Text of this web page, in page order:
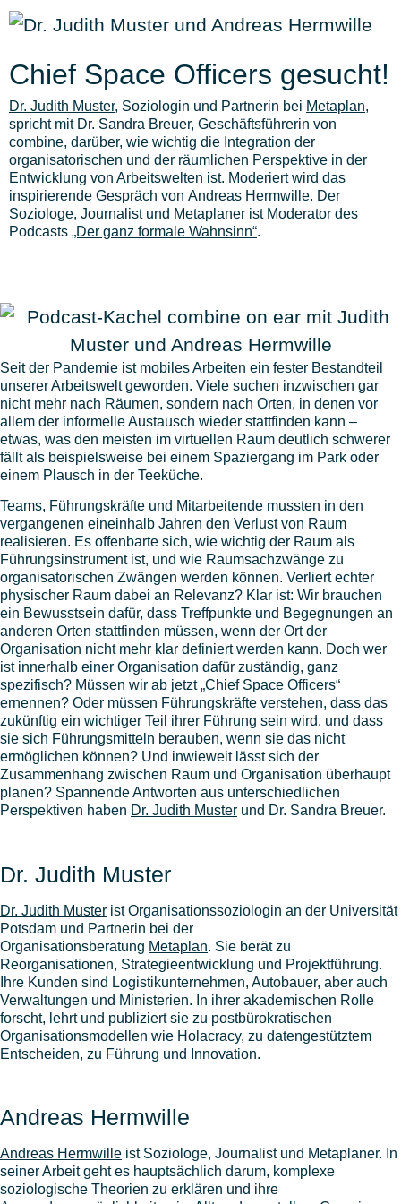
Chief Space Officers gesucht!
Dr. Judith Muster, Soziologin und Partnerin bei Metaplan,
spricht mit Dr. Sandra Breuer, Geschäftsführerin von
combine, darüber, wie wichtig die Integration der
organisatorischen und der räumlichen Perspektive in der
Entwicklung von Arbeitswelten ist. Moderiert wird das
inspirierende Gespräch von Andreas Hermwille. Der
Soziologe, Journalist und Metaplaner ist Moderator des
Podcasts „Der ganz formale Wahnsinn“.
Seit der Pandemie ist mobiles Arbeiten ein fester Bestandteil
unserer Arbeitswelt geworden. Viele suchen inzwischen gar
nicht mehr nach Räumen, sondern nach Orten, in denen vor
allem der informelle Austausch wieder stattfinden kann –
etwas, was den meisten im virtuellen Raum deutlich schwerer
fällt als beispielsweise bei einem Spaziergang im Park oder
einem Plausch in der Teeküche.
Teams, Führungskräfte und Mitarbeitende mussten in den
vergangenen eineinhalb Jahren den Verlust von Raum
realisieren. Es offenbarte sich, wie wichtig der Raum als
Führungsinstrument ist, und wie Raumsachzwänge zu
organisatorischen Zwängen werden können. Verliert echter
physischer Raum dabei an Relevanz? Klar ist: Wir brauchen
ein Bewusstsein dafür, dass Treffpunkte und Begegnungen an
anderen Orten stattfinden müssen, wenn der Ort der
Organisation nicht mehr klar definiert werden kann. Doch wer
ist innerhalb einer Organisation dafür zuständig, ganz
spezifisch? Müssen wir ab jetzt „Chief Space Officers“
ernennen? Oder müssen Führungskräfte verstehen, dass das
zukünftig ein wichtiger Teil ihrer Führung sein wird, und dass
sie sich Führungsmitteln berauben, wenn sie das nicht
ermöglichen können? Und inwieweit lässt sich der
Zusammenhang zwischen Raum und Organisation überhaupt
planen? Spannende Antworten aus unterschiedlichen
Perspektiven haben Dr. Judith Muster und Dr. Sandra Breuer.
Dr. Judith Muster
Dr. Judith Muster ist Organisationssoziologin an der Universität
Potsdam und Partnerin bei der
Organisationsberatung Metaplan. Sie berät zu
Reorganisationen, Strategieentwicklung und Projektführung.
Ihre Kunden sind Logistikunternehmen, Autobauer, aber auch
Verwaltungen und Ministerien. In ihrer akademischen Rolle
forscht, lehrt und publiziert sie zu postbürokratischen
Organisationsmodellen wie Holacracy, zu datengestütztem
Entscheiden, zu Führung und Innovation.
Andreas Hermwille
Andreas Hermwille ist Soziologe, Journalist und Metaplaner. In
seiner Arbeit geht es hauptsächlich darum, komplexe
soziologische Theorien zu erklären und ihre